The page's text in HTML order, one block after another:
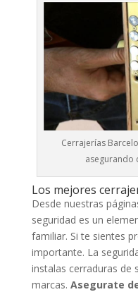
Cerrajerías
asegurando
Los mejores
Desde nuestras
seguridad es un
familiar. Si te sientes
importante. La
instalas cerraduras de
marcas. Asegurate